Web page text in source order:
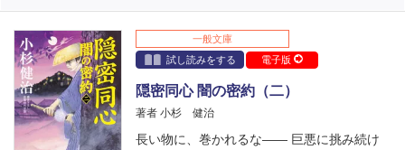
一般文庫
試し読みをする
電子版
隠密同心 闇の密約（二）
著者 小杉 健治
長い物に、巻かれるな―― 巨悪に挑み続け